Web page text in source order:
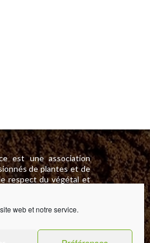
web et notre service.
est une association
de plantes et de
respect du végétal et
culture et les savoir-